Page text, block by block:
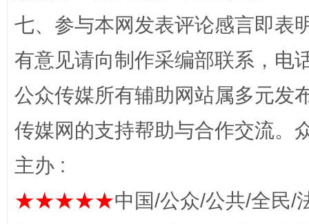
网上购药对药下症？
七、参与本网发表评论感言即表
有意见请向制作采编部联系，电
公众传媒所有辅助网站属多元发
传媒网的支持帮助与合作交流。
主办 :
★★★★★中国/公众/公共/全民/